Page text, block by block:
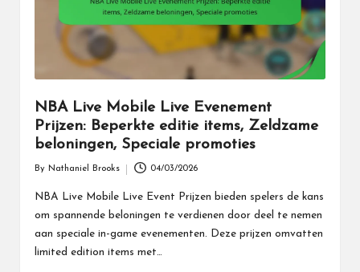
NBA Live Mobile Live Evenement
Prijzen: Beperkte editie items, Zeldzame
beloningen, Speciale promoties
by
By Nathaniel Brooks 04/03/2026
NBA Live Mobile Live Event Prijzen bieden spelers de kans
om spannende beloningen te verdienen door deel te nemen
aan speciale in-game evenementen. Deze prijzen omvatten
limited edition items met…